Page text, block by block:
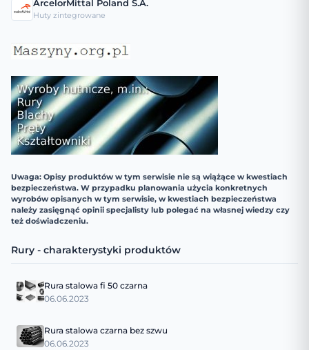
ArcelorMittal Poland S.A.
Huty zintegrowane
Uwaga: Opisy produktów w tym serwisie nie są wiążące w kwestiach
bezpieczeństwa. W przypadku planowania użycia konkretnych
wyrobów opisanych w tym serwisie, w kwestiach bezpieczeństwa
należy zasięgnąć opinii specjalisty lub polegać na własnej wiedzy czy
też doświadczeniu.
Rury - charakterystyki produktów
Rura stalowa fi 50 czarna
06.06.2023
Rura stalowa czarna bez szwu
06.06.2023